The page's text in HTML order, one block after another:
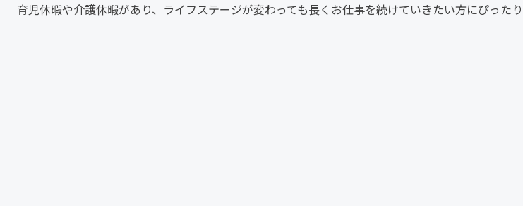
育児休暇や介護休暇があり、ライフステージが変わっても長くお仕事を続けていきたい方にぴった